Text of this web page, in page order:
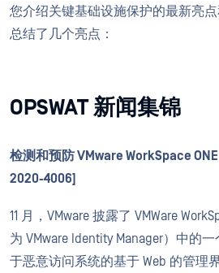
您介绍关键基础设施保护的最新亮点
总结了几个亮点：
OPSWAT 新闻集锦
检测和预防 VMware WorkSpace
2020-4006]
11 月，VMware 披露了 VMWare
为 VMware Identity Manager）中的
于恶意访问系统的基于 Web 的管理